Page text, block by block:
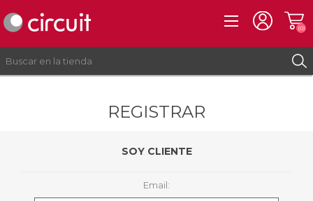
(0)
REGISTRAR
SOY CLIENTE
Email: